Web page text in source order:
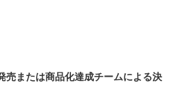
売または商品化達成チームによる決